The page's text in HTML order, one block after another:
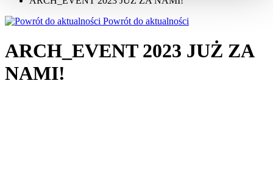
Powrót do aktualności
ARCH_EVENT 2023 JUŻ ZA
NAMI!